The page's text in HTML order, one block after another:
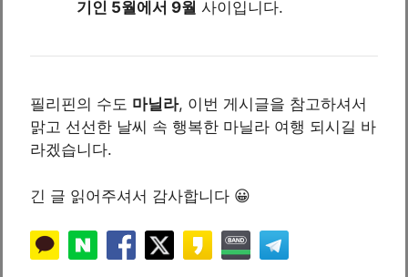
기인 5월에서 9월 사이입니다.
필리핀의 수도 마닐라, 이번 게시글을 참고하셔서
맑고 선선한 날씨 속 행복한 마닐라 여행 되시길 바
라겠습니다.
긴 글 읽어주셔서 감사합니다 😀